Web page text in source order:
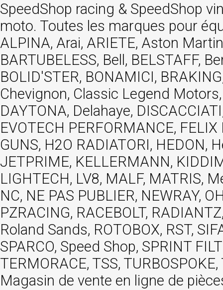
SpeedShop racing & SpeedShop
moto. Toutes les marques pour
ALPINA, Arai, ARIETE, Aston
BARTUBELESS, Bell, BELSTAFF,
BOLID'STER, BONAMICI,
Chevignon, Classic Legend
DAYTONA, Delahaye,
EVOTECH PERFORMANCE,
GUNS, H2O RADIATORI, HEDON,
JETPRIME, KELLERMANN,
LIGHTECH, LV8, MALF, MATRIS,
NC, NE PAS PUBLIER, NEWRAY,
PZRACING, RACEBOLT,
Roland Sands, ROTOBOX, RST,
SPARCO, Speed Shop, SPRINT
TERMORACE, TSS,
Magasin de vente en ligne de